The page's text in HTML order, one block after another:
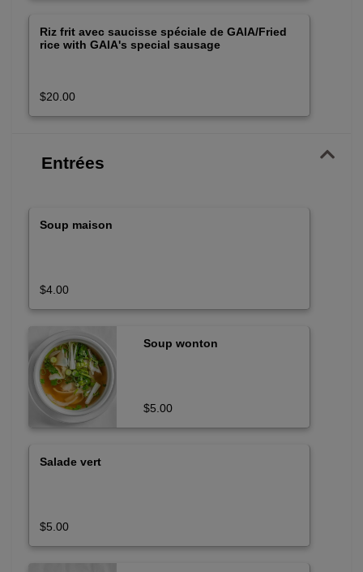
Riz frit avec saucisse spéciale de GAIA/Fried
rice with GAIA's special sausage
$20.00
Entrées
Soup maison
$4.00
Soup wonton
$5.00
Salade vert
$5.00